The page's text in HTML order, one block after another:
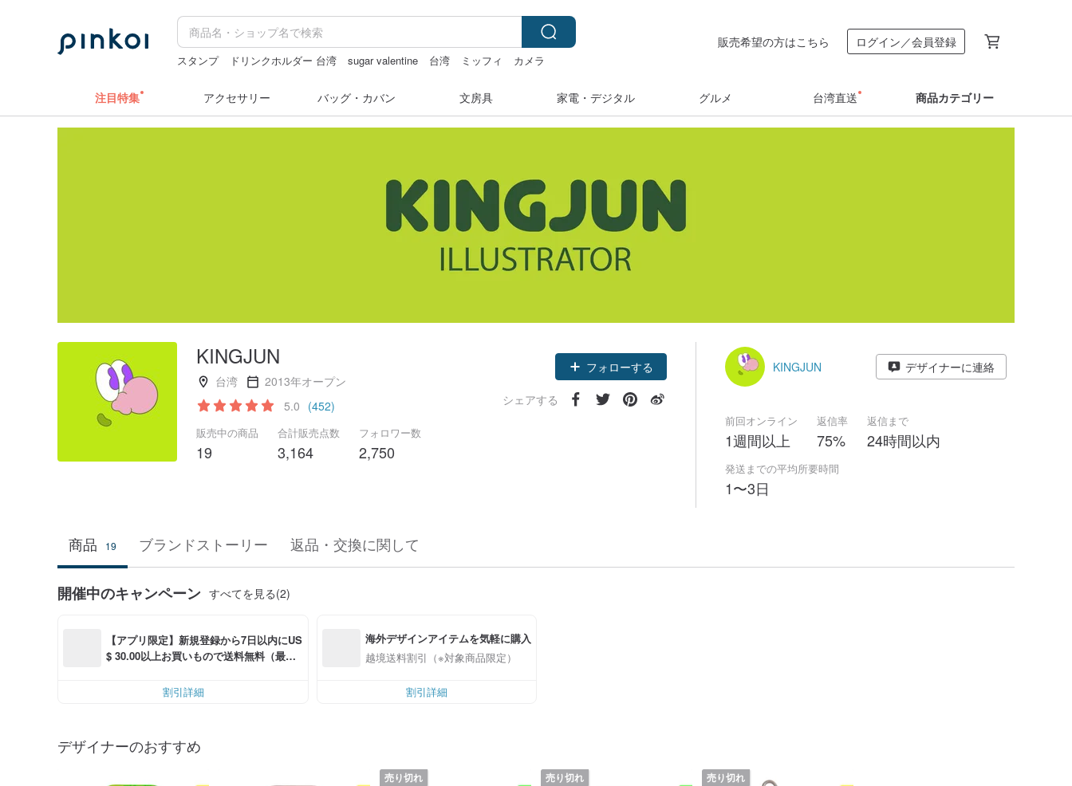
スタンプ ドリンクホルダー 台湾 sugar valentine 台湾 ミッフィ
カメラ
販売希望の方はこちら ログイン／会員登録
注目特集 アクセサリー バッグ・カバン 文房具 家電・デジタル グルメ 台湾直送 商品カテゴリー
KINGJUN
台湾
2013年オープン
5.0 (452)
販売中の商品
19
合計販売点数
3,164
フォロワー数
2,750
フォローする
シェアする
KINGJUN デザイナーに連絡
前回オンライン
1週間以上
返信率
75%
返信まで
24時間以内
発送までの平均所要時間
1〜3日
商品 19 ブランドストーリー 返品・交換に関して
開催中のキャンペーン すべてを見る(2)
【アプリ限定】新規登録から7日以内にUS
$ 30.00以上お買いもので送料無料（最大U
割引詳細
海外デザインアイテムを気軽に購入
越境送料割引（※対象商品限定）
割引詳細
デザイナーのおすすめ
売り切れ 売り切れ 売り切れ